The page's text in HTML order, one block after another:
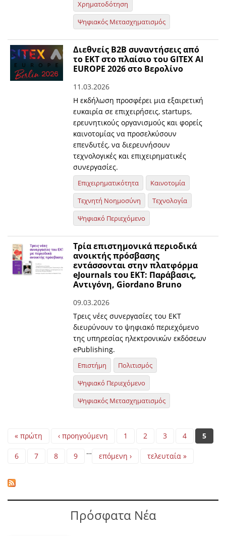
Χρηματοδότηση
Ψηφιακός Μετασχηματισμός
Διεθνείς Β2Β συναντήσεις από
το ΕΚΤ στο πλαίσιο του GITEX AI
EUROPE 2026 στο Βερολίνο
11.03.2026
Η εκδήλωση προσφέρει μια εξαιρετική
ευκαιρία σε επιχειρήσεις, startups,
ερευνητικούς οργανισμούς και φορείς
καινοτομίας να προσελκύσουν
επενδυτές, να διερευνήσουν
τεχνολογικές και επιχειρηματικές
συνεργασίες.
Επιχειρηματικότητα
Καινοτομία
Τεχνητή Νοημοσύνη
Τεχνολογία
Ψηφιακό Περιεχόμενο
Τρία επιστημονικά περιοδικά
ανοικτής πρόσβασης
εντάσσονται στην πλατφόρμα
eJournals του ΕΚΤ: Παράβασις,
Αντιγόνη, Giordano Bruno
09.03.2026
Τρεις νέες συνεργασίες του ΕΚΤ
διευρύνουν το ψηφιακό περιεχόμενο
της υπηρεσίας ηλεκτρονικών εκδόσεων
ePublishing.
Επιστήμη
Πολιτισμός
Ψηφιακό Περιεχόμενο
Ψηφιακός Μετασχηματισμός
Pages
« πρώτη ‹ προηγούμενη 1 2 3 4 5
6 7 8 9 … επόμενη › τελευταία »
Πρόσφατα Νέα